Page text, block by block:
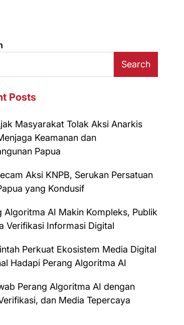
Search
Posts
Masyarakat Tolak Aksi Anarkis
Keamanan dan
Papua
Aksi KNPB, Serukan Persatuan
yang Kondusif
Algoritma AI Makin Kompleks, Publik
Verifikasi Informasi Digital
Perkuat Ekosistem Media Digital
Hadapi Perang Algoritma AI
Perang Algoritma AI dengan
dan Media Tepercaya